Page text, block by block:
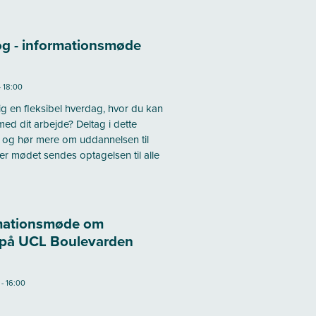
- informationsmøde
18:00
en fleksibel hverdag, hvor du kan
dit arbejde? Deltag i dette
hør mere om uddannelsen til
mødet sendes optagelsen til alle
om
UCL Boulevarden
16:00